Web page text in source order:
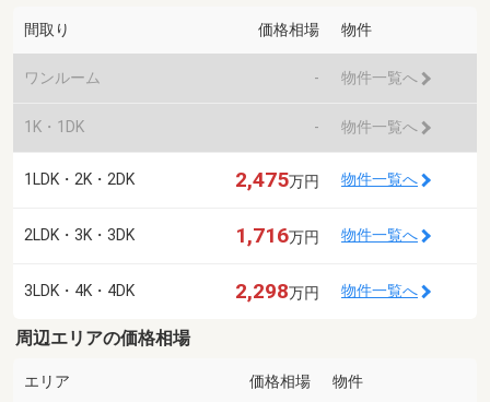
間取り 価格相場 物件
ワンルーム - 物件一覧へ
1K・1DK - 物件一覧へ
1LDK・2K・2DK 2,475万円 物件一覧へ
2LDK・3K・3DK 1,716万円 物件一覧へ
3LDK・4K・4DK 2,298万円 物件一覧へ
周辺エリアの価格相場
エリア 価格相場 物件